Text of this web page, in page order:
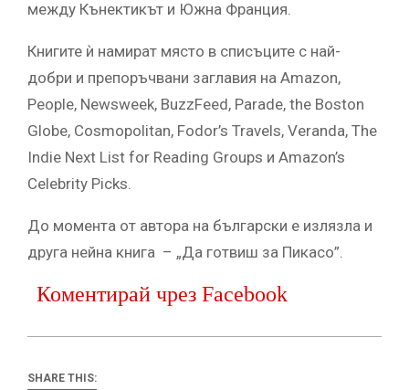
между Кънектикът и Южна Франция.
Книгите ѝ намират място в списъците с най-
добри и препоръчвани заглавия на Amazon,
People, Newsweek, BuzzFeed, Parade, the Boston
Globe, Cosmopolitan, Fodor’s Travels, Veranda, The
Indie Next List for Reading Groups и Amazon’s
Celebrity Picks.
До момента от автора на български е излязла и
друга нейна книга – „Да готвиш за Пикасо”.
Коментирай чрез Facebook
SHARE THIS: